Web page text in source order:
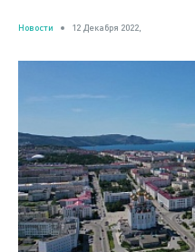
Новости 12 Декабря 2022,